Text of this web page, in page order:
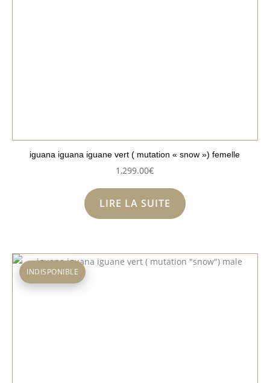
iguana iguana iguane vert ( mutation « snow ») femelle
1,299.00€
LIRE LA SUITE
INDISPONIBLE